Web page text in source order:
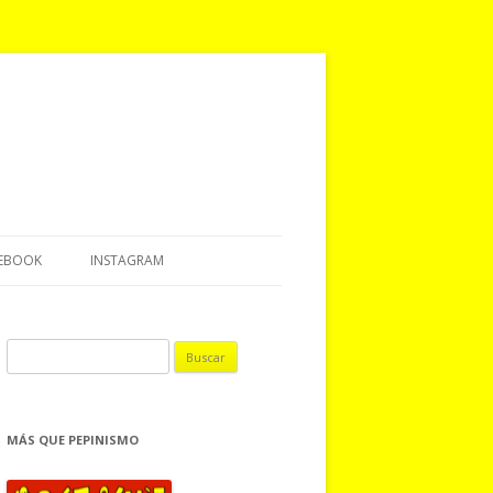
INSTAGRAM
u
c
r
MÁS QUE PEPINISMO